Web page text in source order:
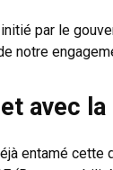
par le
notre
avec la
entamé